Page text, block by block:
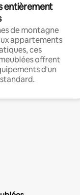
entièrement
de montagne
appartements
ces
offrent
d'un